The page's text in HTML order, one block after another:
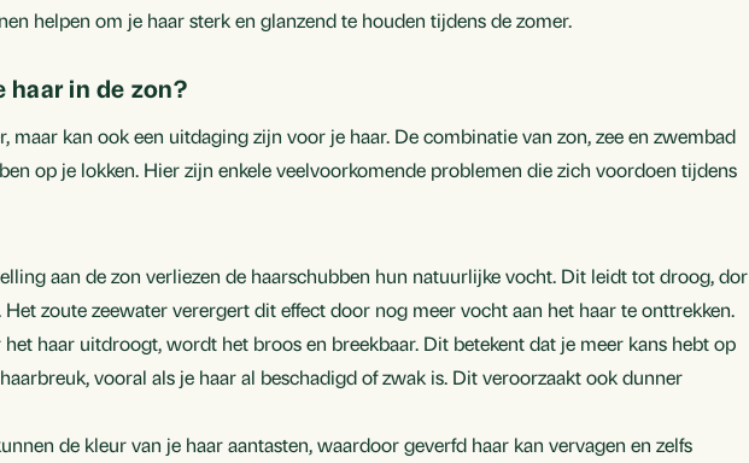
helpen om je haar sterk en glanzend te houden tijdens de zomer.
haar in de zon?
maar kan ook een uitdaging zijn voor je haar. De combinatie van zon, zee en zwembad
op je lokken. Hier zijn enkele veelvoorkomende problemen die zich voordoen tijdens
aan de zon verliezen de haarschubben hun natuurlijke vocht. Dit leidt tot droog, dor
Het zoute zeewater verergert dit effect door nog meer vocht aan het haar te onttrekken.
het haar uitdroogt, wordt het broos en breekbaar. Dit betekent dat je meer kans hebt op
vooral als je haar al beschadigd of zwak is. Dit veroorzaakt ook dunner
de kleur van je haar aantasten, waardoor geverfd haar kan vervagen en zelfs